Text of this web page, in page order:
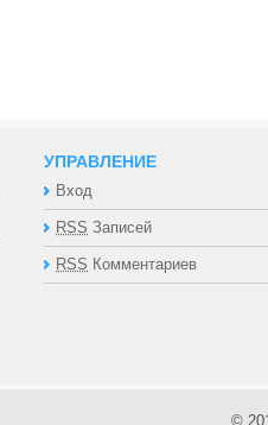
УПРАВЛЕНИЕ
Вход
RSS Записей
RSS Комментариев
©